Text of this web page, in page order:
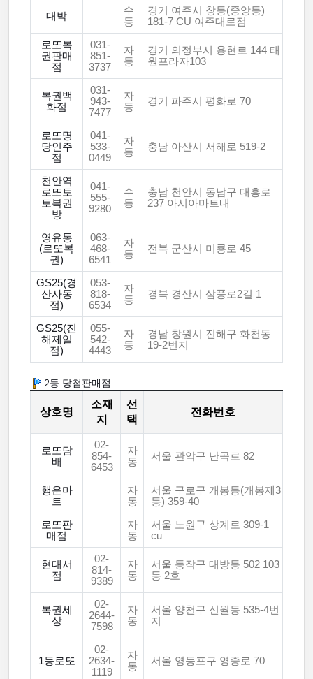
대박
수
동
경기 여주시 창동(중앙동)
181-7 CU 여주대로점
로또복
권판매
점
031-
851-
3737
자
동
경기 의정부시 용현로 144 태
원프라자103
복권백
화점
031-
943-
7477
자
동
경기 파주시 평화로 70
로또명
당인주
점
041-
533-
0449
자
동
충남 아산시 서해로 519-2
천안역
로또토
토복권
방
041-
555-
9280
수
동
충남 천안시 동남구 대흥로
237 아시아마트내
영유통
(로또복
권)
063-
468-
6541
자
동
전북 군산시 미룡로 45
GS25(경
산사동
점)
053-
818-
6534
자
동
경북 경산시 삼풍로2길 1
GS25(진
해제일
점)
055-
542-
4443
자
동
경남 창원시 진해구 화천동
19-2번지
2등 당첨판매점
상호명
소재
지
선
택
전화번호
로또담
배
02-
854-
6453
자
동
서울 관악구 난곡로 82
행운마
트
자
동
서울 구로구 개봉동(개봉제3
동) 359-40
로또판
매점
자
동
서울 노원구 상계로 309-1
cu
현대서
점
02-
814-
9389
자
동
서울 동작구 대방동 502 103
동 2호
복권세
상
02-
2644-
7598
자
동
서울 양천구 신월동 535-4번
지
1등로또
02-
2634-
1119
자
동
서울 영등포구 영중로 70